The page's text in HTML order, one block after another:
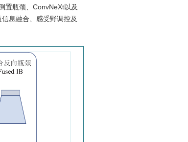
置瓶颈、ConvNeXt以及
息融合、感受野调控及